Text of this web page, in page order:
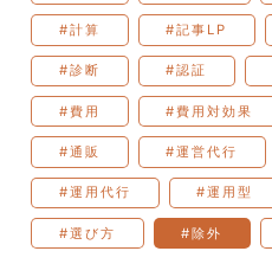
#計算 #記事LP
#診断 #認証
#費用 #費用対効果
#通販 #運営代行
#運用代行 #運用型
#選び方 #除外